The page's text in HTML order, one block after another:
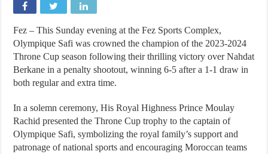
Fez – This Sunday evening at the Fez Sports Complex,
Olympique Safi was crowned the champion of the 2023-2024
Throne Cup season following their thrilling victory over Nahdat
Berkane in a penalty shootout, winning 6-5 after a 1-1 draw in
both regular and extra time.
In a solemn ceremony, His Royal Highness Prince Moulay
Rachid presented the Throne Cup trophy to the captain of
Olympique Safi, symbolizing the royal family’s support and
patronage of national sports and encouraging Moroccan teams